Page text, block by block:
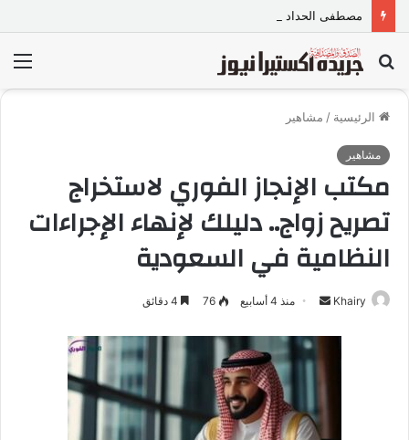
بحث
عن
الرئيسية / مشاهير
مشاهير
مكتب الإنجاز الفوري لاستخراج
تصريح زواج.. دليلك لإنهاء الإجراءات
النظامية في السعودية
Khairy
س
ل
ر
ي
منذ 4 أسابيع 76